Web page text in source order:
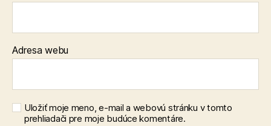
Adresa webu
Uložiť moje meno, e-mail a webovú stránku v tomto
prehliadači pre moje budúce komentáre.